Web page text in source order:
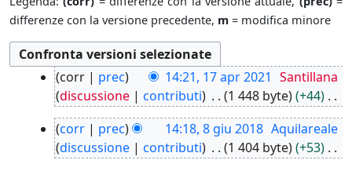
differenze con la versione precedente, m = modifica minore
corr prec 14:21, 17 apr 2021 Santillana
discussione
contributi 1 448 byte
+44
N
e
s
corr prec 14:18, 8 giu 2018 Aquilareale
discussione
contributi 1 404 byte
+53